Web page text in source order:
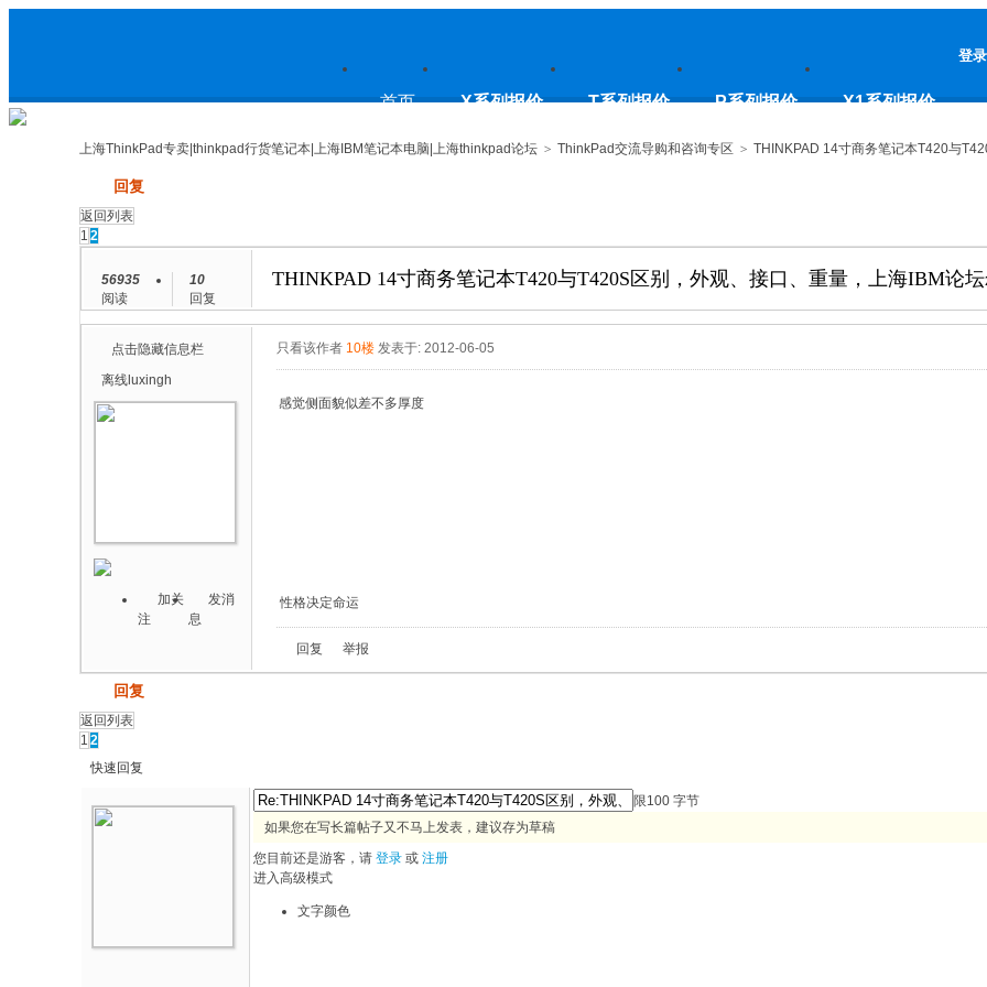
上
海ThinkPad专卖|thinkpad行货笔
记本|上海IBM笔记本电脑|上海
首页 X系列报价 T系列报价 P系列报价 X1系列报价
登录
上海ThinkPad专卖|thinkpad行货笔记本|上海IBM笔记本电脑|上海thinkpad论坛 > ThinkPad交流导购和咨询专区 > THINKPAD 14寸商务笔记本T420与
回复
返回列表
1 2
56935
阅读
10
回复
THINKPAD 14寸商务笔记本T420与T420S区别，外观、接口、重量，上海IBM论坛
点击隐藏信息栏
离线 luxingh
加关
注
发消
息
只看该作者 10楼 发表于: 2012-06-05
感觉侧面貌似差不多厚度
性格决定命运
回复 举报
回复
返回列表
1 2
快速回复
限100 字节
如果您在写长篇帖子又不马上发表，建议存为草稿
您目前还是游客，请 登录 或 注册
进入高级模式
文字颜色